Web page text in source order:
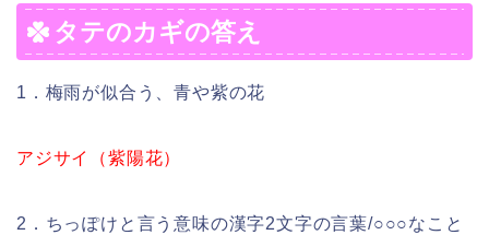
タテのカギの答え
1．梅雨が似合う、青や紫の花
アジサイ（紫陽花）
2．ちっぽけと言う意味の漢字2文字の言葉/○○○なこと